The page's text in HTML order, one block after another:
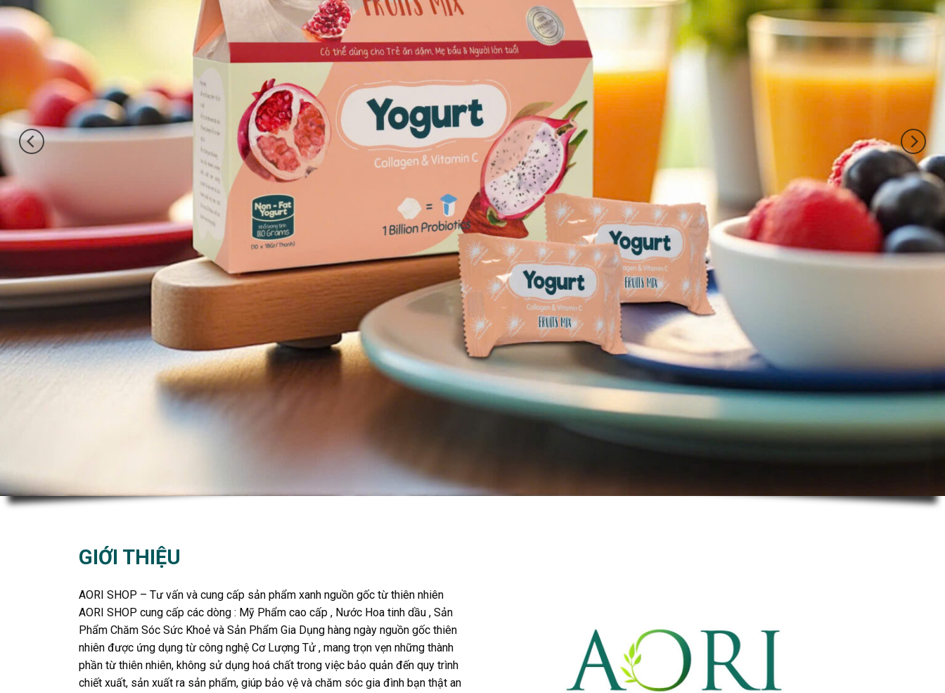
GIỚI THIỆU
AORI SHOP – Tư vấn và cung cấp sản phẩm xanh nguồn gốc từ thiên nhiên
AORI SHOP cung cấp các dòng : Mỹ Phẩm cao cấp , Nước Hoa tinh dầu , Sản
Phẩm Chăm Sóc Sức Khoẻ và Sản Phẩm Gia Dụng hàng ngày nguồn gốc thiên
nhiên được ứng dụng từ công nghệ Cơ Lượng Tử , mang trọn vẹn những thành
phần từ thiên nhiên, không sử dụng hoá chất trong việc bảo quản đến quy trình
chiết xuất, sản xuất ra sản phẩm, giúp bảo vệ và chăm sóc gia đình bạn thật an